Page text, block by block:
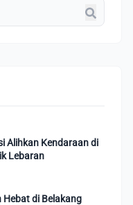
Alihkan Kendaraan di
Lebaran
Hebat di Belakang